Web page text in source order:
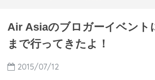
Air Asiaのブロガーイベント
まで行ってきたよ！
2015/07/12